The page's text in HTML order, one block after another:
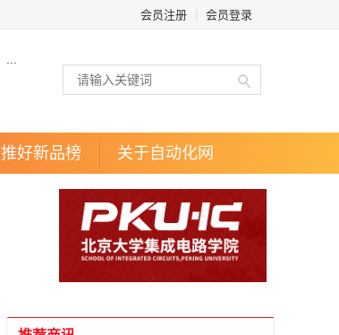
会员注册 会员登录
推好新品榜 关于自动化网